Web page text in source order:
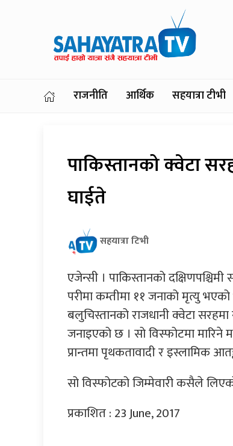
राजनीति आर्थिक सहयात्रा टीभी
पाकिस्तानको क्वेटा
घाईते
सहयात्रा टिभी
एजेन्सी । पाकिस्तानको
परीमा कम्तीमा ११ जनाको मृत्यु
बलुचिस्तानको राजधानी क्वेटा
जनाइएको छ । सो विस्फोटमा मारिने
प्रान्तमा पृथकतावादी र इस्लामिक
सो विस्फोटको जिम्मेवारी कसैले
प्रकाशित : 23 June, 2017